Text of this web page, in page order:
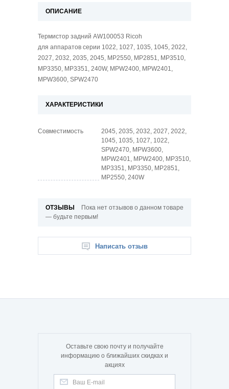
ОПИСАНИЕ
Термистор задний AW100053 Ricoh
для аппаратов серии 1022, 1027, 1035, 1045, 2022,
2027, 2032, 2035, 2045, MP2550, MP2851, MP3510,
MP3350, MP3351, 240W, MPW2400, MPW2401,
MPW3600, SPW2470
ХАРАКТЕРИСТИКИ
Совместимость
2045, 2035, 2032, 2027, 2022,
1045, 1035, 1027, 1022,
SPW2470, MPW3600,
MPW2401, MPW2400, MP3510,
MP3351, MP3350, MP2851,
MP2550, 240W
ОТЗЫВЫ
Пока нет отзывов о данном товаре
— будьте первым!
Написать отзыв
Оставьте свою почту и получайте
информацию о ближайших скидках и
акциях